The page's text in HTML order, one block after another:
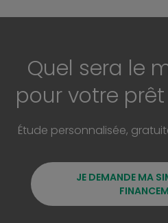
Quel sera le
pour votre
Étude personnalisée,
JE DEMANDE MA